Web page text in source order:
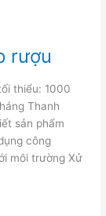
rượu
thiểu: 1000
Thanh
sản phẩm
công
môi trường Xử